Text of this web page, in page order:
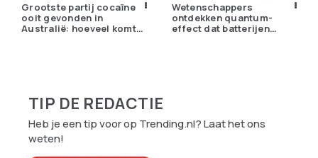
Grootste partij cocaïne
ooit gevonden in
Australië: hoeveel komt
Wetenschappers
ontdekken quantum-
effect dat batterijen
TIP DE REDACTIE
Heb je een tip voor op Trending.nl? Laat het ons
weten!